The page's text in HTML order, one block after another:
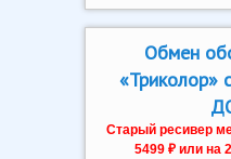
Обмен
«Триколор»
Старый ресивер
5499 ₽ или на